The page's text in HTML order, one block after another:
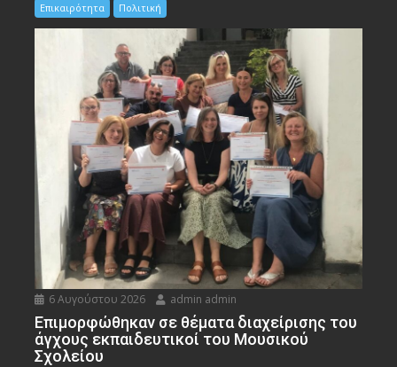
Επικαιρότητα Πολιτική
6 Αυγούστου 2026 admin admin
Eπιμορφώθηκαν σε θέματα διαχείρισης του
άγχους εκπαιδευτικοί του Μουσικού
Σχολείου